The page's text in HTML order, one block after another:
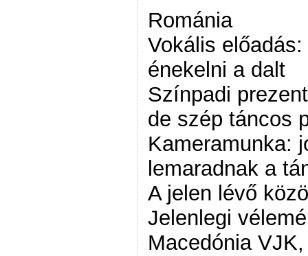
Románia
Vokális
énekelni a dalt
Színpadi
de szép táncos
Kameramunka:
lemaradnak a
A jelen lévő
Jelenlegi
Macedónia